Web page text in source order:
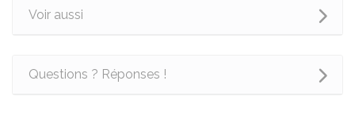
Voir aussi
Questions ? Réponses !